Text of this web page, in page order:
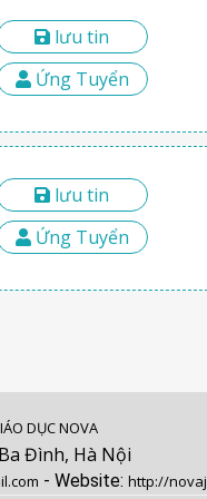
lưu tin
Ứng Tuyển
lưu tin
Ứng Tuyển
DỤC NOVA
Đình, Hà Nội
- Website: http://